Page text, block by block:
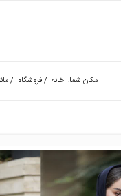
مکان شما: خانه /فروشگاه /